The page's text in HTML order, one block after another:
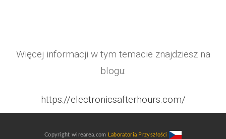
Więcej informacji w tym temacie znajdziesz na
blogu:
https://electronicsafterhours.com/
Copyright wirearea.com Laboratoria Przyszłości